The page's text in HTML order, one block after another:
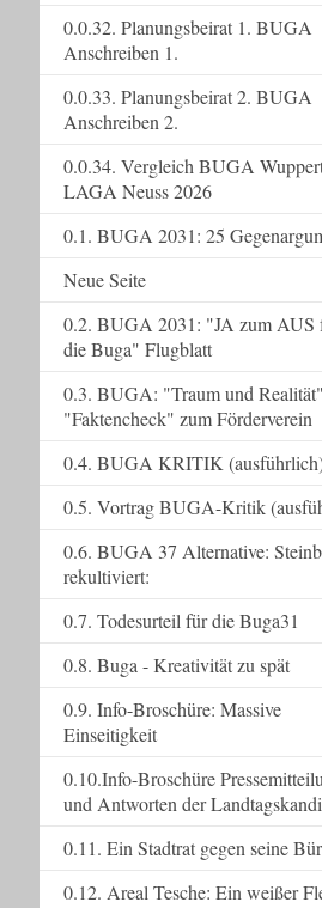
0.0.32. Planungsbeirat 1. BUGA
Anschreiben 1.
0.0.33. Planungsbeirat 2. BUGA
Anschreiben 2.
0.0.34. Vergleich BUGA
LAGA Neuss 2026
0.1. BUGA 2031: 25
Neue Seite
0.2. BUGA 2031: "JA zum AUS
die Buga" Flugblatt
0.3. BUGA: "Traum und
"Faktencheck" zum Förderverein
0.4. BUGA KRITIK
0.5. Vortrag BUGA-Kritik
0.6. BUGA 37 Alternative:
rekultiviert:
0.7. Todesurteil für die Buga31
0.8. Buga - Kreativität zu spät
0.9. Info-Broschüre: Massive
Einseitigkeit
0.10.Info-Broschüre
und Antworten der
0.11. Ein Stadtrat gegen seine
0.12. Areal Tesche: Ein weißer